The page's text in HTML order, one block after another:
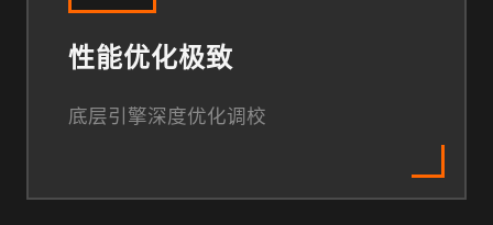
性能优化极致
底层引擎深度优化调校